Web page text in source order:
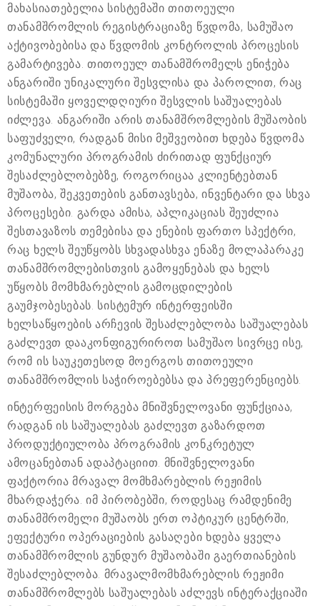
მახასიათებელია სისტემაში თითოეული
თანამშრომლის რეგისტრაციაზე წვდომა, სამუშაო
აქტივობებისა და წვდომის კონტროლის პროცესის
გამარტივება. თითოეულ თანამშრომელს ენიჭება
ანგარიში უნიკალური შესვლისა და პაროლით, რაც
სისტემაში ყოველდღიური შესვლის საშუალებას
იძლევა. ანგარიში არის თანამშრომლების მუშაობის
საფუძველი, რადგან მისი მეშვეობით ხდება წვდომა
კომუნალური პროგრამის ძირითად ფუნქციურ
შესაძლებლობებზე, როგორიცაა კლიენტებთან
მუშაობა, შეკვეთების განთავსება, ინვენტარი და სხვა
პროცესები. გარდა ამისა, აპლიკაციას შეუძლია
შესთავაზოს თემებისა და ენების ფართო სპექტრი,
რაც ხელს შეუწყობს სხვადასხვა ენაზე მოლაპარაკე
თანამშრომლებისთვის გამოყენებას და ხელს
უწყობს მომხმარებლის გამოცდილების
გაუმჯობესებას. სისტემურ ინტერფეისში
ხელსაწყოების არჩევის შესაძლებლობა საშუალებას
გაძლევთ დააკონფიგურიროთ სამუშაო სივრცე ისე,
რომ ის საუკეთესოდ მოერგოს თითოეული
თანამშრომლის საჭიროებებსა და პრეფერენციებს.
ინტერფეისის მორგება მნიშვნელოვანი ფუნქციაა,
რადგან ის საშუალებას გაძლევთ გაზარდოთ
პროდუქტიულობა პროგრამის კონკრეტულ
ამოცანებთან ადაპტაციით. მნიშვნელოვანი
ფაქტორია მრავალ მომხმარებლის რეჟიმის
მხარდაჭერა. იმ პირობებში, როდესაც რამდენიმე
თანამშრომელი მუშაობს ერთ ოპტიკურ ცენტრში,
ეფექტური ოპერაციების გასაღები ხდება ყველა
თანამშრომლის გუნდურ მუშაობაში გაერთიანების
შესაძლებლობა. მრავალმომხმარებლის რეჟიმი
თანამშრომლებს საშუალებას აძლევს ინტერაქციაში